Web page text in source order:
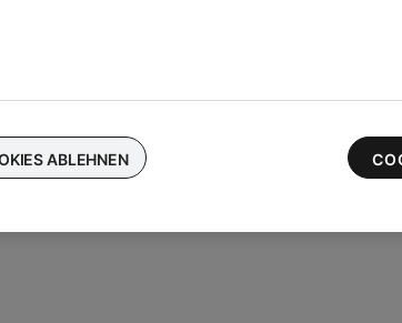
Ultra-Ohrhörer
ABLEHNEN